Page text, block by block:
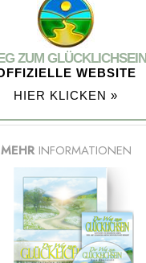
ZUM GLÜCKLICHSEIN
WEBSITE
HIER KLICKEN »
MEHR INFORMATIONEN